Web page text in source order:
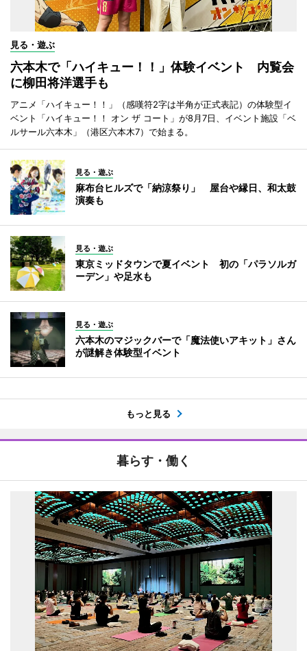
見る・遊ぶ
六本木で「ハイキュー！！」体験イベント 内覧会
に柳田将洋選手も
アニメ「ハイキュー！！」（感嘆符2字は半角が正式表記）の体験型イ
ベント「ハイキュー！！ オン ザ コート」が8月7日、イベント施設「ベ
ルサール六本木」（港区六本木7）で始まる。
見る・遊ぶ
麻布台ヒルズで「納涼祭り」 屋台や縁日、和太鼓
演奏も
見る・遊ぶ
東京ミッドタウンで夏イベント 初の「パラソルガ
ーデン」や足水も
見る・遊ぶ
六本木のマジックバーで「魔法使いアキット」さん
が謎解き体験型イベント
もっと見る
暮らす・働く